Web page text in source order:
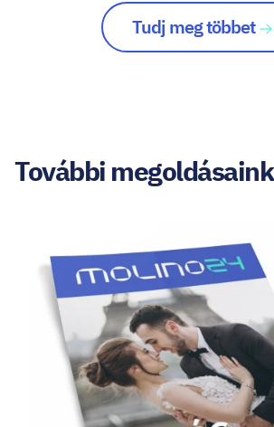
Tudj meg többet
További megoldásaink